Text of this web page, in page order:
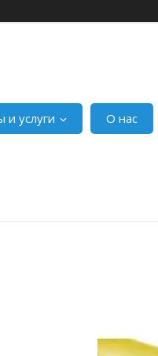
и услуги О нас